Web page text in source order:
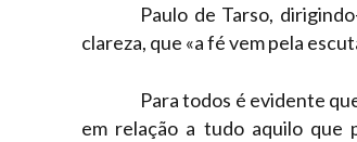
Paulo de Tarso,
clareza, que «a fé vem pela
Para todos é evidente
em relação a tudo aquilo que